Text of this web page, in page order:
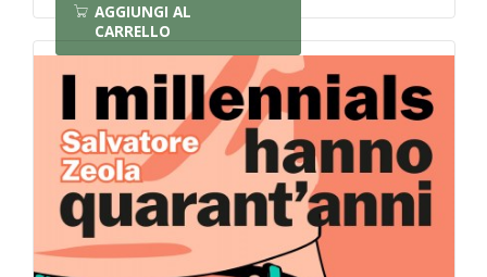
AGGIUNGI AL
CARRELLO